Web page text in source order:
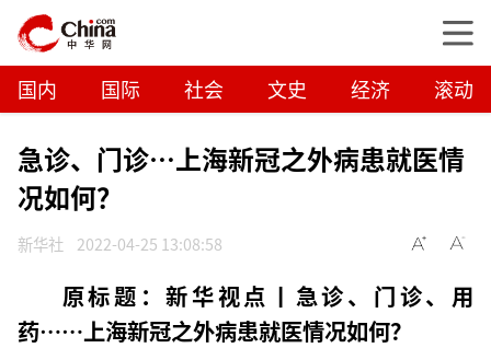
国内 国际 社会 文史 经济 滚动
急诊、门诊…上海新冠之外病患就医情
况如何？
新华社 2022-04-25 13:08:58
原标题：新华视点丨急诊、门诊、用
药……上海新冠之外病患就医情况如何？